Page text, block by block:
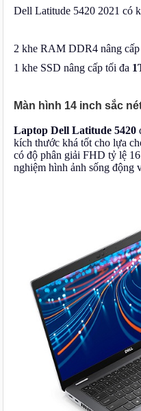
Dell Latitude 5420 2021 có
2 khe RAM DDR4 nâng
1 khe SSD nâng cấp tối đa
Màn hình 14 inch sắc
Laptop Dell Latitude 5420
kích thước khá tốt cho lựa
có độ phân giải FHD tỷ lệ
nghiệm hình ảnh sống động